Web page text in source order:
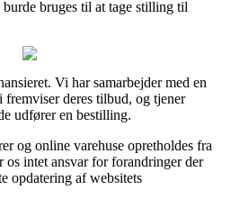
bruges til at tage stilling til
Vi har samarbejder med en
deres tilbud, og tjener
udfører en bestilling.
og online varehuse opretholdes fra
os intet ansvar for forandringer der
opdatering af websitets